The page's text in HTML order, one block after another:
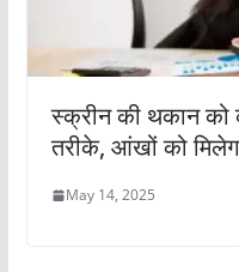
स्क्रीन की थकान
तरीके, आंखों को
May 14, 2025